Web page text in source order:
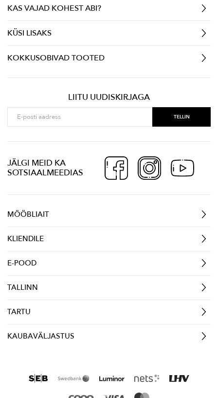
KAS VAJAD KOHEST ABI?
KÜSI LISAKS
KOKKUSOBIVAD TOOTED
LIITU UUDISKIRJAGA
JÄLGI MEID KA
SOTSIAALMEEDIAS
MÖÖBLIAIT
KLIENDILE
E-POOD
TALLINN
TARTU
KAUBAVÄLJASTUS